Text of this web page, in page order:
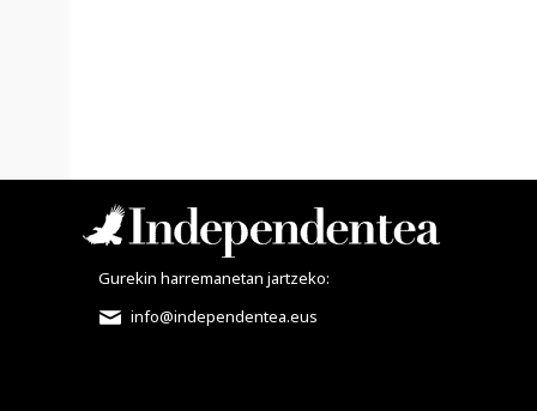
Gurekin harremanetan jartzeko:
info@independentea.eus